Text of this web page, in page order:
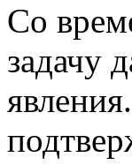
Со
задачу